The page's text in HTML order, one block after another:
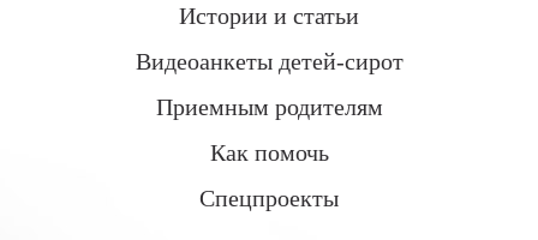
Истории и статьи
Видеоанкеты детей-сирот
Приемным родителям
Как помочь
Спецпроекты